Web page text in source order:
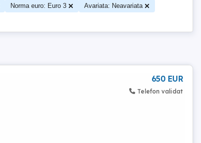
Norma euro: Euro 3
Avariata: Neavariata
650 EUR
Telefon validat